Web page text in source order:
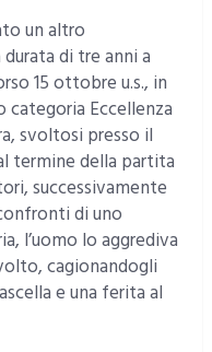
un altro
di tre anni a
15 ottobre u.s., in
categoria Eccellenza
svoltosi presso il
termine della partita
successivamente
di uno
l’uomo lo aggrediva
cagionandogli
e una ferita al